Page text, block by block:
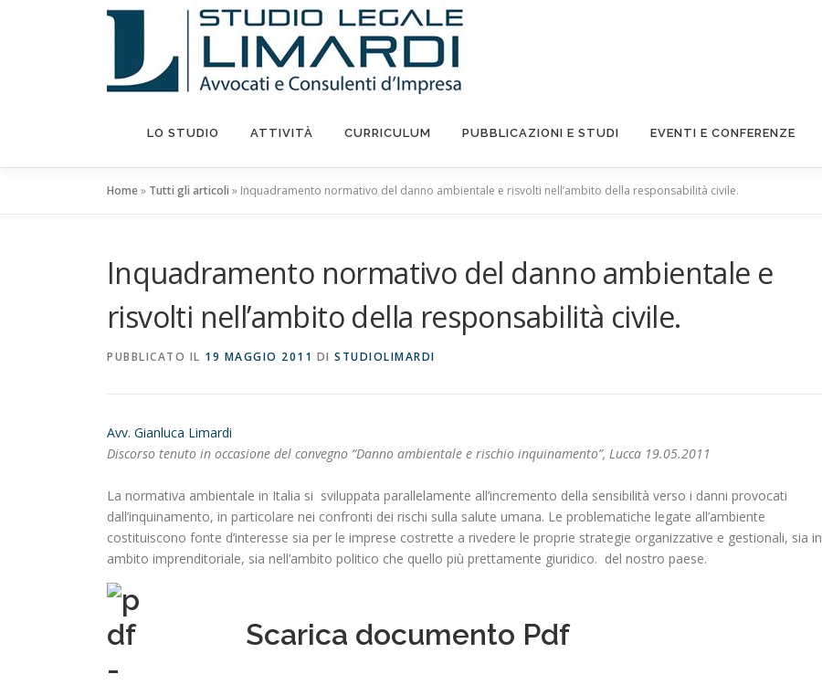
LO STUDIO ATTIVITÀ CURRICULUM PUBBLICAZIONI E STUDI EVENTI E CONFERENZE
Home» Tutti gli articoli » Inquadramento normativo del danno ambientale e risvolti nell’ambito della responsabilità civile.
Inquadramento normativo del danno ambientale e
risvolti nell’ambito della responsabilità civile.
PUBBLICATO IL 19 MAGGIO 2011 DI STUDIOLIMARDI
Avv. Gianluca Limardi
Discorso tenuto in occasione del convegno “Danno ambientale e rischio inquinamento”, Lucca 19.05.2011
La normativa ambientale in Italia si sviluppata parallelamente all’incremento della sensibilità verso i danni provocati
dall’inquinamento, in particolare nei confronti dei rischi sulla salute umana. Le problematiche legate all’ambiente
costituiscono fonte d’interesse sia per le imprese costrette a rivedere le proprie strategie organizzative e gestionali, sia in
ambito imprenditoriale, sia nell’ambito politico che quello più prettamente giuridico. del nostro paese.
Scarica documento Pdf